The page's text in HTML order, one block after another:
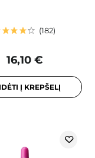
182
16,10 €
Į KREPŠELĮ